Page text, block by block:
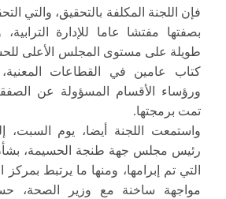
فإن اللجنة المكلفة بالتحقيق، والتي
بصفتها مفتشا عاما للإدارة
طويلة على مستوى المجلس الأعلى
كتاب عامين في القطاعات
ورؤساء الأقسام المسؤولة عن
تمت برمجتها.
واستمعت اللجنة أيضا، يوم السبت،
رئيس مجلس جهة طنجة الحسيمة، بشأن
التي تم إبرامها، ومنها ما يرتبط بمركز
مواجهة ساخنة مع وزير الصحة،